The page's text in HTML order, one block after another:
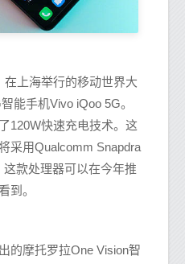
上海举行的移动世界大
能手机Vivo iQoo 5G。
120W快速充电技术。这
采用Qualcomm Snapdra
款处理器可以在今年推
到。
的摩托罗拉One Vision智